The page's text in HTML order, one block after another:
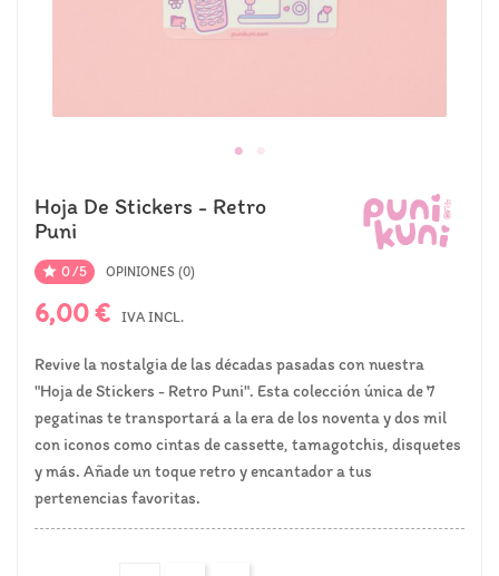
Hoja De Stickers - Retro
Puni
 0/5 OPINIONES (0)
6,00 € IVA INCL.
Revive la nostalgia de las décadas pasadas con nuestra
"Hoja de Stickers - Retro Puni". Esta colección única de 7
pegatinas te transportará a la era de los noventa y dos mil
con iconos como cintas de cassette, tamagotchis, disquetes
y más. Añade un toque retro y encantador a tus
pertenencias favoritas.